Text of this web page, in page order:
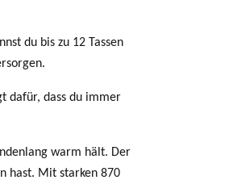
du bis zu 12 Tassen
dafür, dass du immer
warm hält. Der
hast. Mit starken 870